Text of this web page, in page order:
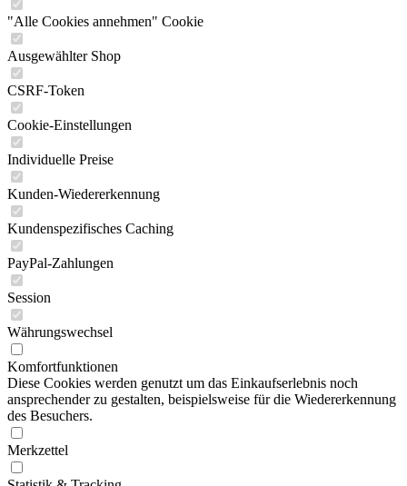
"Alle Cookies annehmen" Cookie
Ausgewählter Shop
CSRF-Token
Cookie-Einstellungen
Individuelle Preise
Kunden-Wiedererkennung
Kundenspezifisches Caching
PayPal-Zahlungen
Session
Währungswechsel
Komfortfunktionen
Diese Cookies werden genutzt um das Einkaufserlebnis noch
ansprechender zu gestalten, beispielsweise für die Wiedererkennung
des Besuchers.
Merkzettel